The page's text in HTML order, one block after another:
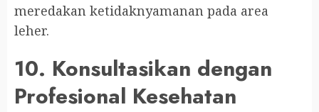
meredakan ketidaknyamanan pada area
leher.
10. Konsultasikan dengan
Profesional Kesehatan